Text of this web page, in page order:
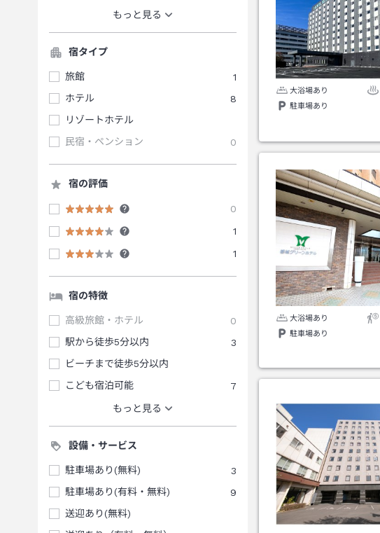
もっと見る
宿タイプ
旅館
1
ホテル
8
リゾートホテル
民宿・ペンション
0
宿の評価
0
1
1
宿の特徴
高級旅館・ホテル
0
駅から徒歩5分以内
3
ビーチまで徒歩5分以内
こども宿泊可能
7
もっと見る
設備・サービス
駐車場あり(無料)
3
駐車場あり(有料・無料)
9
送迎あり(無料)
大浴場あり
駐車場あり
大浴場あり
駐車場あり